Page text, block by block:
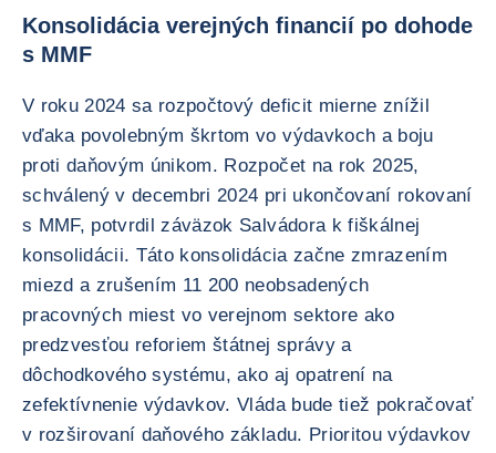
Konsolidácia verejných financií po dohode
s MMF
V roku 2024 sa rozpočtový deficit mierne znížil
vďaka povolebným škrtom vo výdavkoch a boju
proti daňovým únikom. Rozpočet na rok 2025,
schválený v decembri 2024 pri ukončovaní rokovaní
s MMF, potvrdil záväzok Salvádora k fiškálnej
konsolidácii. Táto konsolidácia začne zmrazením
miezd a zrušením 11 200 neobsadených
pracovných miest vo verejnom sektore ako
predzvesťou reforiem štátnej správy a
dôchodkového systému, ako aj opatrení na
zefektívnenie výdavkov. Vláda bude tiež pokračovať
v rozširovaní daňového základu. Prioritou výdavkov